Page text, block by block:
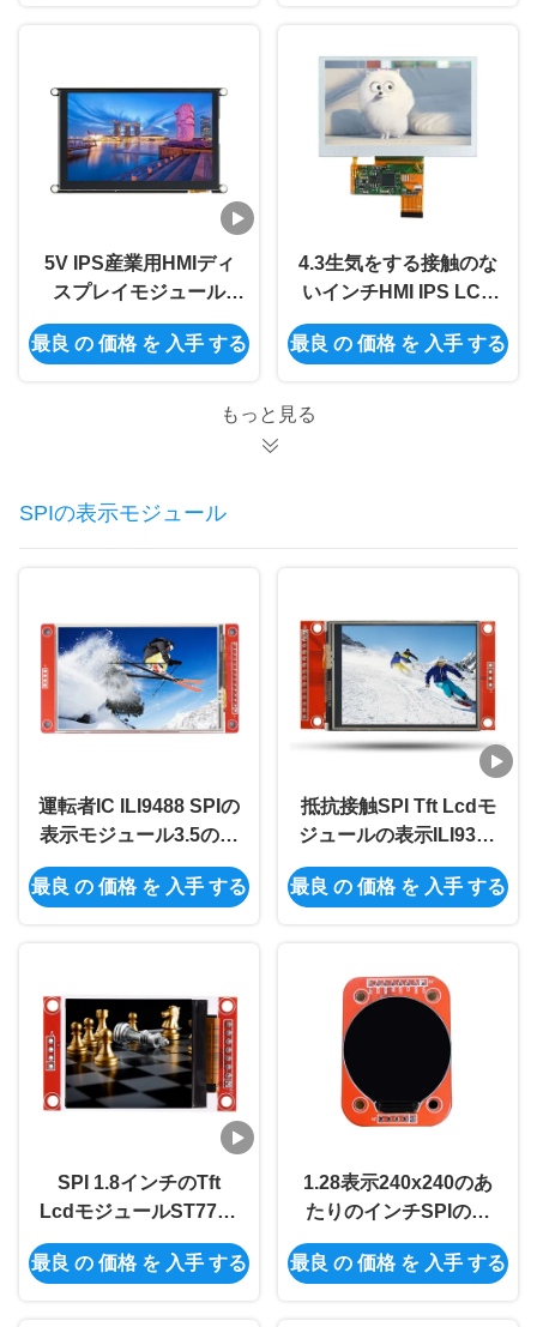
5V IPS産業用HMIディ
スプレイモジュール
-30~80.C 温度範囲
最良 の 価格 を 入手 する
4.3生気をする接触のな
いインチHMI IPS LCD
モジュールCOF薄い
800x480 LCDの表示
最良 の 価格 を 入手 する
もっと見る
SPIの表示モジュール
運転者IC ILI9488 SPIの
表示モジュール3.5のイ
ンチ480x320 Lcd Tftの
表示モジュール
最良 の 価格 を 入手 する
抵抗接触SPI Tft Lcdモ
ジュールの表示ILI9341
2.4インチのTft LCDの
表示240x320
最良 の 価格 を 入手 する
SPI 1.8インチのTft
LcdモジュールST7735
1.8 Spi 128x160 Tftモ
ジュールTFTの表示画
最良 の 価格 を 入手 する
1.28表示240x240のあ
たりのインチSPIの表
示モジュールTFT LCD
の表示モジュール
最良 の 価格 を 入手 する